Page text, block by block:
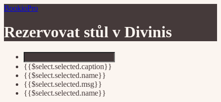
BookioPro
Rezervovat stůl v Divinis
{{$select.selected.caption}}
{{$select.selected.name}}
{{$select.selected.msg}}
{{$select.selected.name}}